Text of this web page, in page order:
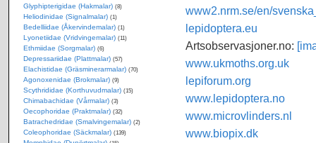
www2.nrm.se/en/
lepidoptera.eu
Artsobservasjoner.no:
www.ukmoths.org.uk
lepiforum.org
www.lepidoptera.no
www.microvlinders.nl
www.biopix.dk
Glyphipterigidae (Hakmalar) (8)
Heliodinidae (Signalmalar) (1)
Bedelliidae (Åkervindemalar) (1)
Lyonetiidae (Vridvingemalar) (11)
Ethmiidae (Sorgmalar) (6)
Depressariidae (Plattmalar) (57)
Elachistidae (Gräsminerarmalar) (70)
Agonoxenidae (Brokmalar) (9)
Scythrididae (Korthuvudmalar) (15)
Chimabachidae (Vårmalar) (3)
Oecophoridae (Praktmalar) (32)
Batrachedridae (Smalvingemalar) (2)
Coleophoridae (Säckmalar) (139)